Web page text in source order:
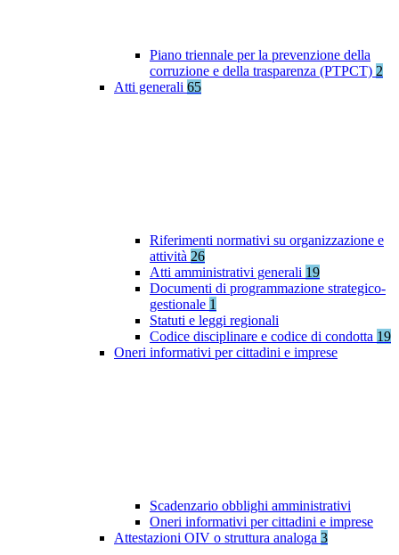
Piano triennale per la prevenzione della
corruzione e della trasparenza (PTPCT) 2
Atti generali 65
Riferimenti normativi su organizzazione e
attività 26
Atti amministrativi generali 19
Documenti di programmazione strategico-
gestionale 1
Statuti e leggi regionali
Codice disciplinare e codice di condotta 19
Oneri informativi per cittadini e imprese
Scadenzario obblighi amministrativi
Oneri informativi per cittadini e imprese
Attestazioni OIV o struttura analoga 3